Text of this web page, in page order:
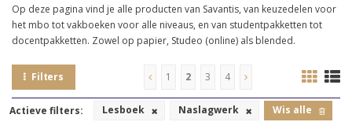
Op deze pagina vind je alle producten van Savantis, van keuzedelen voor
het mbo tot vakboeken voor alle niveaus, en van studentpakketten tot
docentpakketten. Zowel op papier, Studeo (online) als blended.
Filters 1 2 3 4
Actieve filters: Lesboek Naslagwerk Wis alle